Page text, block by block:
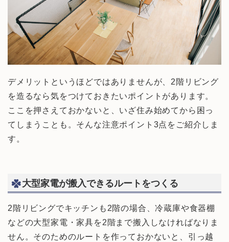
デメリットというほどではありませんが、2階リビング
を造るなら気をつけておきたいポイントがあります。
ここを押さえておかないと、いざ住み始めてから困っ
てしまうことも。そんな注意ポイント3点をご紹介しま
す。
大型家電が搬入できるルートをつくる
2階リビングでキッチンも2階の場合、冷蔵庫や食器棚
などの大型家電・家具を2階まで搬入しなければなりま
せん。そのためのルートを作っておかないと、引っ越